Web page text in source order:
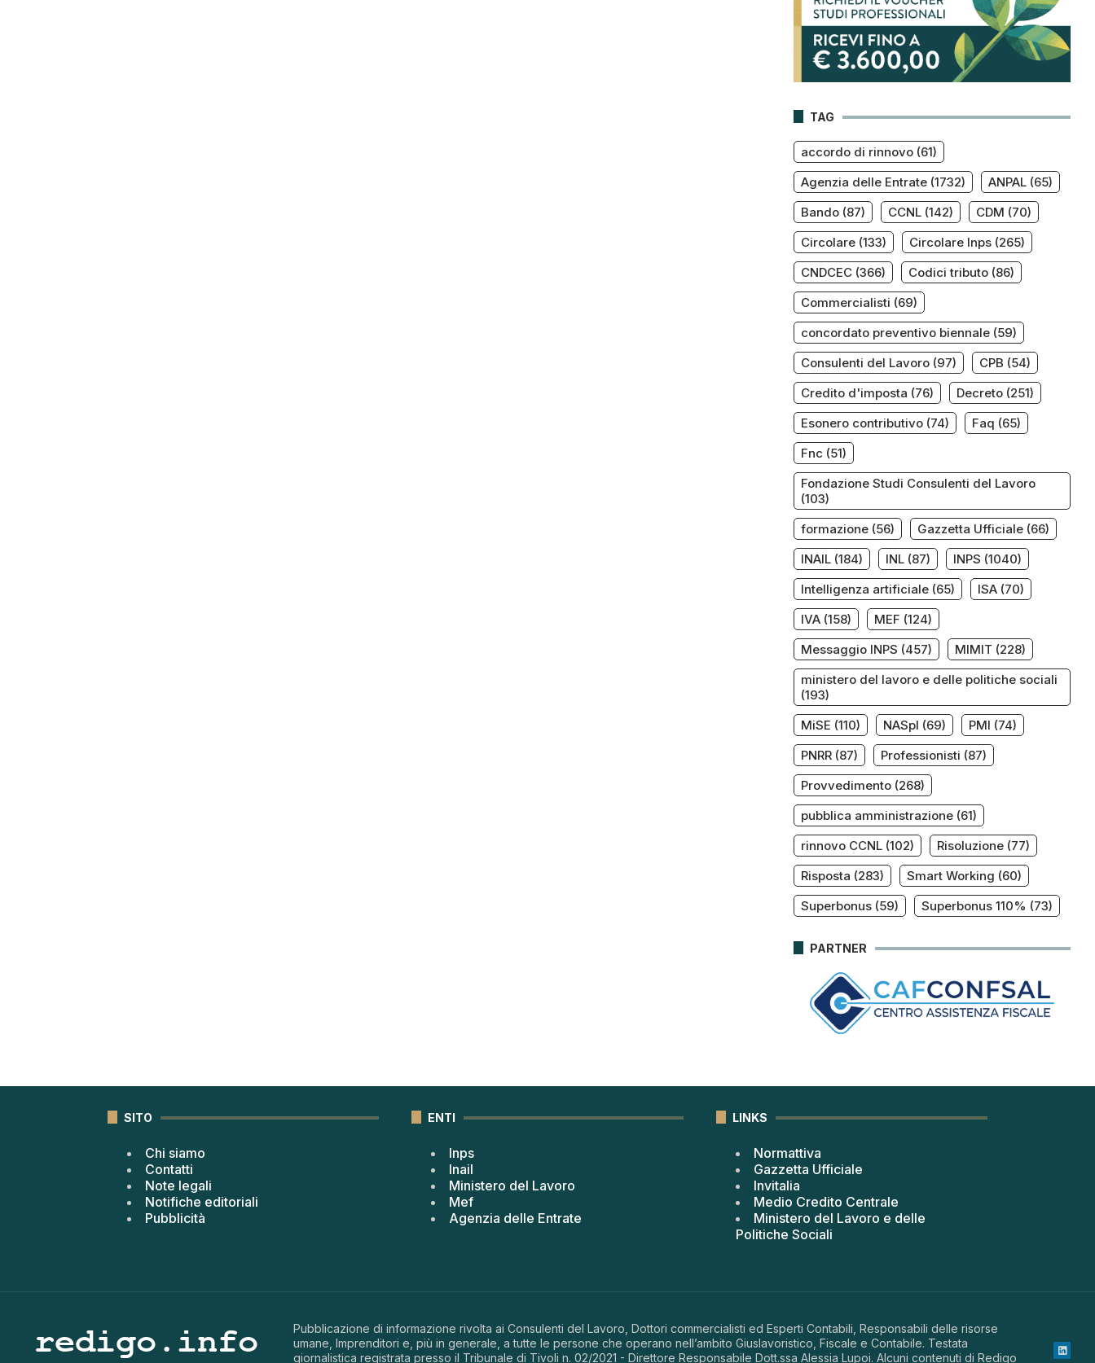
TAG
accordo di rinnovo(61)
Agenzia delle Entrate(1732) ANPAL(65)
Bando(87) CCNL(142) CDM (70)
Circolare(133) Circolare Inps(265)
CNDCEC(366) Codici tributo(86)
Commercialisti (69)
concordato preventivo biennale(59)
Consulenti del Lavoro(97) CPB (54)
Credito d'imposta (76) Decreto(251)
Esonero contributivo(74) Faq (65)
Fnc (51)
Fondazione Studi Consulenti del Lavoro
(103)
formazione(56) Gazzetta Ufficiale(66)
INAIL(184) INL(87) INPS (1040)
Intelligenza artificiale(65) ISA(70)
IVA(158) MEF (124)
Messaggio INPS (457) MIMIT (228)
ministero del lavoro e delle politiche sociali
(193)
MiSE (110) NASpI (69) PMI (74)
PNRR(87) Professionisti (87)
Provvedimento(268)
pubblica amministrazione(61)
rinnovo CCNL(102) Risoluzione(77)
Risposta (283) Smart Working (60)
Superbonus(59) Superbonus 110% (73)
PARTNER
SITO
Chi siamo
Contatti
Note legali
Notifiche editoriali
Pubblicità
ENTI
Inps
Inail
Ministero del Lavoro
Mef
Agenzia delle Entrate
LINKS
Normattiva
Gazzetta Ufficiale
Invitalia
Medio Credito Centrale
Ministero del Lavoro e delle
Politiche Sociali
Pubblicazione di informazione rivolta ai Consulenti del Lavoro, Dottori commercialisti ed Esperti Contabili, Responsabili delle risorse
umane, Imprenditori e, più in generale, a tutte le persone che operano nell’ambito Giuslavoristico, Fiscale e Contabile. Testata
giornalistica registrata presso il Tribunale di Tivoli n. 02/2021 - Direttore Responsabile Dott.ssa Alessia Lupoi. Alcuni contenuti di Redigo